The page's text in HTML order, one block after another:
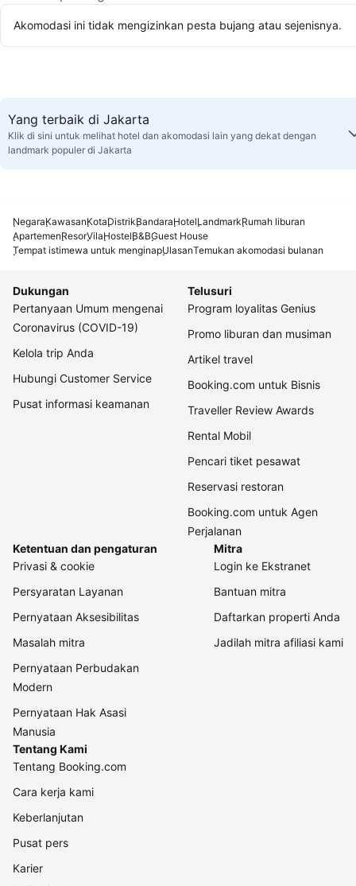
Akomodasi ini tidak mengizinkan pesta bujang atau sejenisnya.
Yang terbaik di Jakarta
Klik di sini untuk melihat hotel dan akomodasi lain yang dekat dengan
landmark populer di Jakarta
NegaraKawasanKotaDistrikBandaraHotelLandmarkRumah liburan
ApartemenResorVilaHostelB&BGuest House
Tempat istimewa untuk menginapUlasanTemukan akomodasi bulanan
Dukungan
Pertanyaan Umum mengenai
Coronavirus (COVID-19)
Kelola trip Anda
Hubungi Customer Service
Pusat informasi keamanan
Telusuri
Program loyalitas Genius
Promo liburan dan musiman
Artikel travel
Booking.com untuk Bisnis
Traveller Review Awards
Rental Mobil
Pencari tiket pesawat
Reservasi restoran
Booking.com untuk Agen
Perjalanan
Ketentuan dan pengaturan
Privasi & cookie
Persyaratan Layanan
Pernyataan Aksesibilitas
Masalah mitra
Pernyataan Perbudakan
Modern
Pernyataan Hak Asasi
Manusia
Mitra
Login ke Ekstranet
Bantuan mitra
Daftarkan properti Anda
Jadilah mitra afiliasi kami
Tentang Kami
Tentang Booking.com
Cara kerja kami
Keberlanjutan
Pusat pers
Karier